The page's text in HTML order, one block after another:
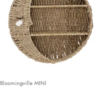
Bloomingville MINI